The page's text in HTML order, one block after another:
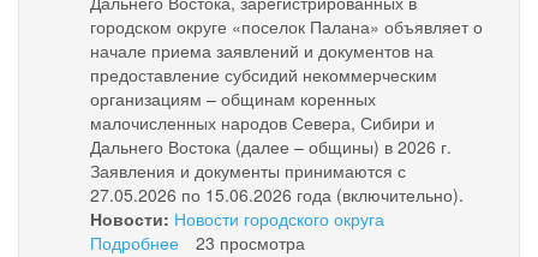
городском округе «поселок Палана» объявляет о
начале приема заявлений и документов на
предоставление субсидий некоммерческим
организациям – общинам коренных
малочисленных народов Севера, Сибири и
Дальнего Востока (далее – общины) в 2026 г.
Заявления и документы принимаются с
27.05.2026 по 15.06.2026 года (включительно).
Новости: Новости городского округа
Подробнее
23 просмотра